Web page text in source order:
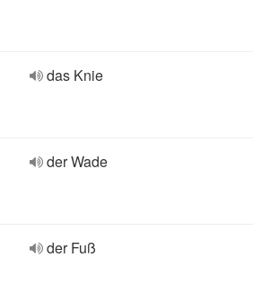
das Knie
der Wade
der Fuß